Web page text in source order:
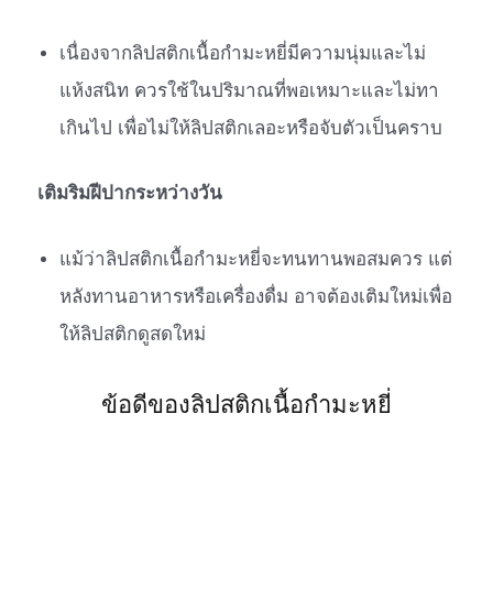
เนื่องจากลิปสติกเนื้อกำมะหยี่มีความนุ่มและไม่
แห้งสนิท ควรใช้ในปริมาณที่พอเหมาะและไม่ทา
เกินไป เพื่อไม่ให้ลิปสติกเลอะหรือจับตัวเป็นคราบ
เติมริมฝีปากระหว่างวัน
แม้ว่าลิปสติกเนื้อกำมะหยี่จะทนทานพอสมควร แต่
หลังทานอาหารหรือเครื่องดื่ม อาจต้องเติมใหม่เพื่อ
ให้ลิปสติกดูสดใหม่
ข้อดีของลิปสติกเนื้อกำมะหยี่